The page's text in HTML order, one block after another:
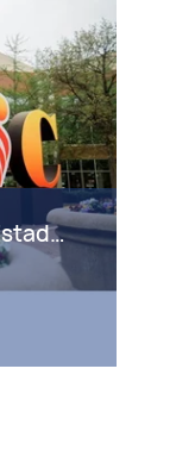
FDIC 2022 – Indianápolis, IN, Estados Unidos